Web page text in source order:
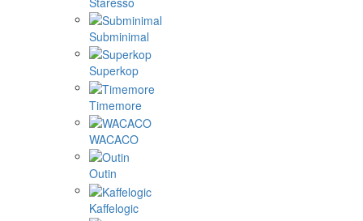
Subminimal
Superkop
Timemore
WACACO
Outin
Kaffelogic